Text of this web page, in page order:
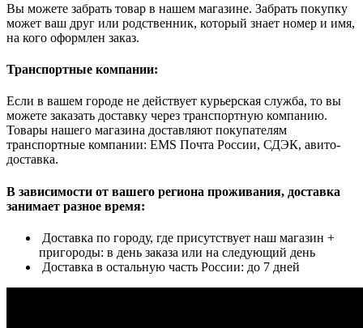
Вы можете забрать товар в нашем магазине. Забрать покупку
может ваш друг или родственник, который знает номер и имя,
на кого оформлен заказ.
Транспортные компании:
Если в вашем городе не действует курьерская служба, то вы
можете заказать доставку через транспортную компанию.
Товары нашего магазина доставляют покупателям
транспортные компании: EMS Почта России, СДЭК, авито-
доставка.
В зависимости от вашего региона проживания, доставка
занимает разное время:
Доставка по городу, где присутствует наш магазин +
пригороды: в день заказа или на следующий день
Доставка в остальную часть России: до 7 дней